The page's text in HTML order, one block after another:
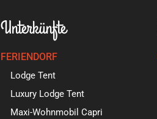
Unterkünfte
FERIENDORF
Lodge Tent
Luxury Lodge Tent
Maxi-Wohnmobil Capri